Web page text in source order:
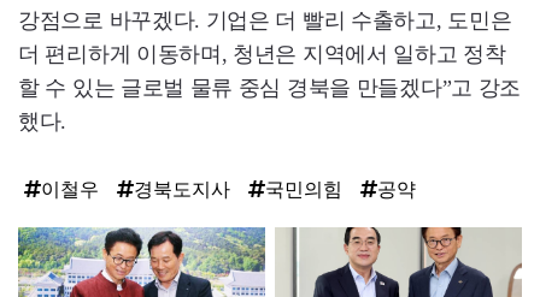
강점으로 바꾸겠다. 기업은 더 빨리 수출하고, 도민은
더 편리하게 이동하며, 청년은 지역에서 일하고 정착
할 수 있는 글로벌 물류 중심 경북을 만들겠다”고 강조
했다.
이철우 경북도지사 국민의힘 공약
탑
라
인